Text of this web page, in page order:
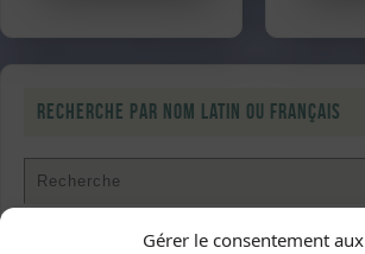
Gérer le consentement aux
Recherche par nom latin ou français